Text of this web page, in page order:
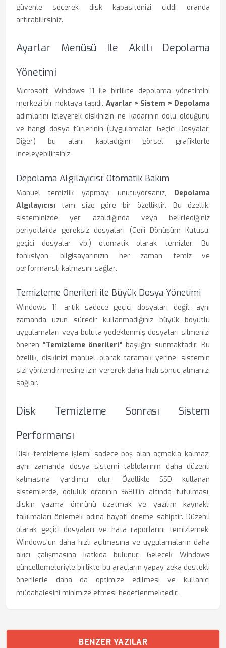
güvenle seçerek disk kapasitenizi ciddi oranda
artırabilirsiniz.
Ayarlar Menüsü Ile Akıllı Depolama
Yönetimi
Microsoft, Windows 11 ile birlikte depolama yönetimini
merkezi bir noktaya taşıdı. Ayarlar > Sistem > Depolama
adımlarını izleyerek diskinizin ne kadarının dolu olduğunu
ve hangi dosya türlerinin (Uygulamalar, Geçici Dosyalar,
Diğer) bu alanı kapladığını görsel grafiklerle
inceleyebilirsiniz.
Depolama Algılayıcısı: Otomatik Bakım
Manuel temizlik yapmayı unutuyorsanız, Depolama
Algılayıcısı tam size göre bir özelliktir. Bu özellik,
sisteminizde yer azaldığında veya belirlediğiniz
periyotlarda gereksiz dosyaları (Geri Dönüşüm Kutusu,
geçici dosyalar vb.) otomatik olarak temizler. Bu
fonksiyon, bilgisayarınızın her zaman temiz ve
performanslı kalmasını sağlar.
Temizleme Önerileri ile Büyük Dosya Yönetimi
Windows 11, artık sadece geçici dosyaları değil, aynı
zamanda uzun süredir kullanmadığınız büyük boyutlu
uygulamaları veya buluta yedeklenmiş dosyaları silmenizi
öneren "Temizleme önerileri" başlığını sunmaktadır. Bu
özellik, diskinizi manuel olarak taramak yerine, sistemin
sizi yönlendirmesine izin vererek daha hızlı sonuç almanızı
sağlar.
Disk Temizleme Sonrası Sistem
Performansı
Disk temizleme işlemi sadece boş alan açmakla kalmaz;
aynı zamanda dosya sistemi tablolarının daha düzenli
kalmasına yardımcı olur. Özellikle SSD kullanan
sistemlerde, doluluk oranının %80'in altında tutulması,
diskin yazma ömrünü uzatmak ve yazılım kaynaklı
takılmaları önlemek adına hayati öneme sahiptir. Düzenli
olarak geçici dosyaları ve hata raporlarını temizlemek,
Windows'un daha hızlı açılmasına ve uygulamaların daha
akıcı çalışmasına katkıda bulunur. Gelecek Windows
güncellemeleriyle birlikte bu araçların yapay zeka destekli
önerilerle daha da optimize edilmesi ve kullanıcı
müdahalesini minimize etmesi hedeflenmektedir.
BENZER YAZILAR